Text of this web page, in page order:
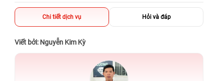
Chi tiết dịch vụ Hỏi và đáp
Viết bởi: Nguyễn Kim Kỳ